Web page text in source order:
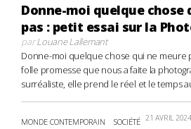
Donne-moi quelque chose
pas : petit essai sur la
parLouane Lallemant
Donne-moi quelque chose qui ne meure
folle promesse que nous a faite la
surréaliste, elle prend le réel et le temps
MONDE CONTEMPORAIN SOCIÉTÉ 21 AVRIL 2024